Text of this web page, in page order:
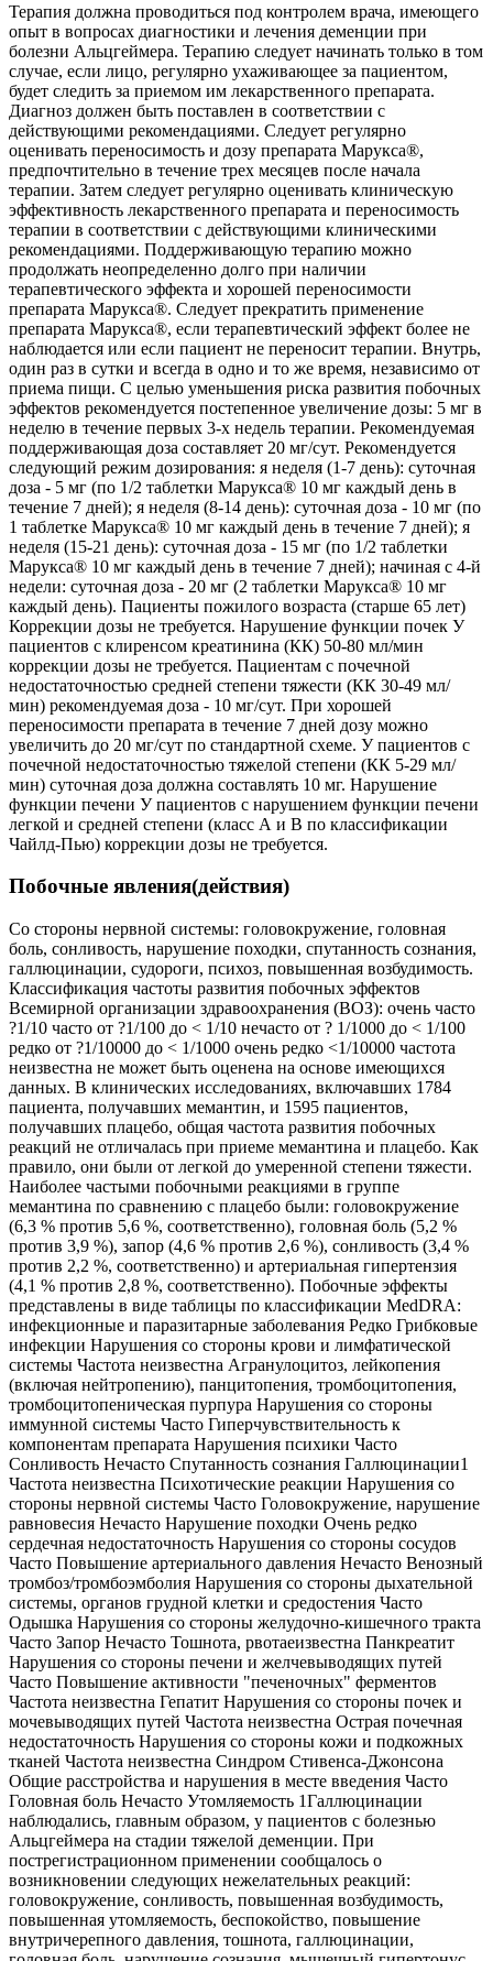
Терапия должна проводиться под контролем врача, имеющего
опыт в вопросах диагностики и лечения деменции при
болезни Альцгеймера. Терапию следует начинать только в том
случае, если лицо, регулярно ухаживающее за пациентом,
будет следить за приемом им лекарственного препарата.
Диагноз должен быть поставлен в соответствии с
действующими рекомендациями. Следует регулярно
оценивать переносимость и дозу препарата Марукса®,
предпочтительно в течение трех месяцев после начала
терапии. Затем следует регулярно оценивать клиническую
эффективность лекарственного препарата и переносимость
терапии в соответствии с действующими клиническими
рекомендациями. Поддерживающую терапию можно
продолжать неопределенно долго при наличии
терапевтического эффекта и хорошей переносимости
препарата Марукса®. Следует прекратить применение
препарата Марукса®, если терапевтический эффект более не
наблюдается или если пациент не переносит терапии. Внутрь,
один раз в сутки и всегда в одно и то же время, независимо от
приема пищи. С целью уменьшения риска развития побочных
эффектов рекомендуется постепенное увеличение дозы: 5 мг в
неделю в течение первых 3-х недель терапии. Рекомендуемая
поддерживающая доза составляет 20 мг/сут. Рекомендуется
следующий режим дозирования: я неделя (1-7 день): суточная
доза - 5 мг (по 1/2 таблетки Марукса® 10 мг каждый день в
течение 7 дней); я неделя (8-14 день): суточная доза - 10 мг (по
1 таблетке Марукса® 10 мг каждый день в течение 7 дней); я
неделя (15-21 день): суточная доза - 15 мг (по 1/2 таблетки
Марукса® 10 мг каждый день в течение 7 дней); начиная с 4-й
недели: суточная доза - 20 мг (2 таблетки Марукса® 10 мг
каждый день). Пациенты пожилого возраста (старше 65 лет)
Коррекции дозы не требуется. Нарушение функции почек У
пациентов с клиренсом креатинина (КК) 50-80 мл/мин
коррекции дозы не требуется. Пациентам с почечной
недостаточностью средней степени тяжести (КК 30-49 мл/
мин) рекомендуемая доза - 10 мг/сут. При хорошей
переносимости препарата в течение 7 дней дозу можно
увеличить до 20 мг/сут по стандартной схеме. У пациентов с
почечной недостаточностью тяжелой степени (КК 5-29 мл/
мин) суточная доза должна составлять 10 мг. Нарушение
функции печени У пациентов с нарушением функции печени
легкой и средней степени (класс А и В по классификации
Чайлд-Пью) коррекции дозы не требуется.
Побочные явления(действия)
Со стороны нервной системы: головокружение, головная
боль, сонливость, нарушение походки, спутанность сознания,
галлюцинации, судороги, психоз, повышенная возбудимость.
Классификация частоты развития побочных эффектов
Всемирной организации здравоохранения (ВОЗ): очень часто
?1/10 часто от ?1/100 до < 1/10 нечасто от ? 1/1000 до < 1/100
редко от ?1/10000 до < 1/1000 очень редко <1/10000 частота
неизвестна не может быть оценена на основе имеющихся
данных. В клинических исследованиях, включавших 1784
пациента, получавших мемантин, и 1595 пациентов,
получавших плацебо, общая частота развития побочных
реакций не отличалась при приеме мемантина и плацебо. Как
правило, они были от легкой до умеренной степени тяжести.
Наиболее частыми побочными реакциями в группе
мемантина по сравнению с плацебо были: головокружение
(6,3 % против 5,6 %, соответственно), головная боль (5,2 %
против 3,9 %), запор (4,6 % против 2,6 %), сонливость (3,4 %
против 2,2 %, соответственно) и артериальная гипертензия
(4,1 % против 2,8 %, соответственно). Побочные эффекты
представлены в виде таблицы по классификации MedDRA:
инфекционные и паразитарные заболевания Редко Грибковые
инфекции Нарушения со стороны крови и лимфатической
системы Частота неизвестна Агранулоцитоз, лейкопения
(включая нейтропению), панцитопения, тромбоцитопения,
тромбоцитопеническая пурпура Нарушения со стороны
иммунной системы Часто Гиперчувствительность к
компонентам препарата Нарушения психики Часто
Сонливость Нечасто Спутанность сознания Галлюцинации1
Частота неизвестна Психотические реакции Нарушения со
стороны нервной системы Часто Головокружение, нарушение
равновесия Нечасто Нарушение походки Очень редко
сердечная недостаточность Нарушения со стороны сосудов
Часто Повышение артериального давления Нечасто Венозный
тромбоз/тромбоэмболия Нарушения со стороны дыхательной
системы, органов грудной клетки и средостения Часто
Одышка Нарушения со стороны желудочно-кишечного тракта
Часто Запор Нечасто Тошнота, рвотаеизвестна Панкреатит
Нарушения со стороны печени и желчевыводящих путей
Часто Повышение активности "печеночных" ферментов
Частота неизвестна Гепатит Нарушения со стороны почек и
мочевыводящих путей Частота неизвестна Острая почечная
недостаточность Нарушения со стороны кожи и подкожных
тканей Частота неизвестна Синдром Стивенса-Джонсона
Общие расстройства и нарушения в месте введения Часто
Головная боль Нечасто Утомляемость 1Галлюцинации
наблюдались, главным образом, у пациентов с болезнью
Альцгеймера на стадии тяжелой деменции. При
пострегистрационном применении сообщалось о
возникновении следующих нежелательных реакций:
головокружение, сонливость, повышенная возбудимость,
повышенная утомляемость, беспокойство, повышение
внутричерепного давления, тошнота, галлюцинации,